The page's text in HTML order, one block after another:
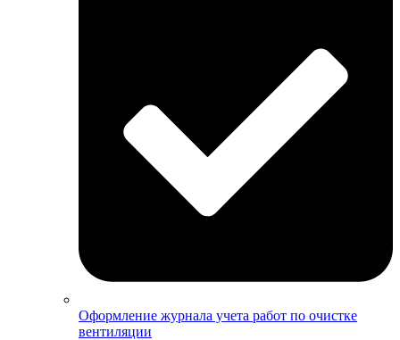
Оформление журнала учета работ по очистке
вентиляции